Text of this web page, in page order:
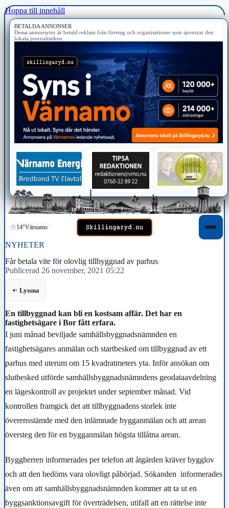
Hoppa till innehåll
BETALDA ANNONSER
Dessa annonsytor är betald reklam från företag och organisationer som sponsrar den
lokala journalistiken.
14°Värnamo
NYHETER
Får betala vite för olovlig tillbyggnad av parhus
Publicerad 26 november, 2021 05:22
Lyssna
En tillbyggnad kan bli en kostsam affär. Det har en
fastighetsägare i Bor fått erfara.
I juni månad beviljade samhällsbyggnadsnämnden en
fastighetsägares anmälan och startbesked om tillbyggnad av ett
parhus med uterum om 15 kvadratmeters yta. Inför ansökan om
slutbesked utförde samhällsbyggnadsnämndens geodataavdelning
en lägeskontroll av projektet under september månad. Vid
kontrollen framgick det att tillbyggnadens storlek inte
överensstämde med den inlämnade bygganmälan och att arean
översteg den för en bygganmälan högsta tillåtna arean.
Byggherren informerades per telefon att åtgärden kräver bygglov
och att den bedöms vara olovligt påbörjad. Sökanden informerades
även om att samhällsbyggnadsnämnden kommer att ta ut en
byggsanktionsavgift för överträdelsen, utifall att en rättelse inte